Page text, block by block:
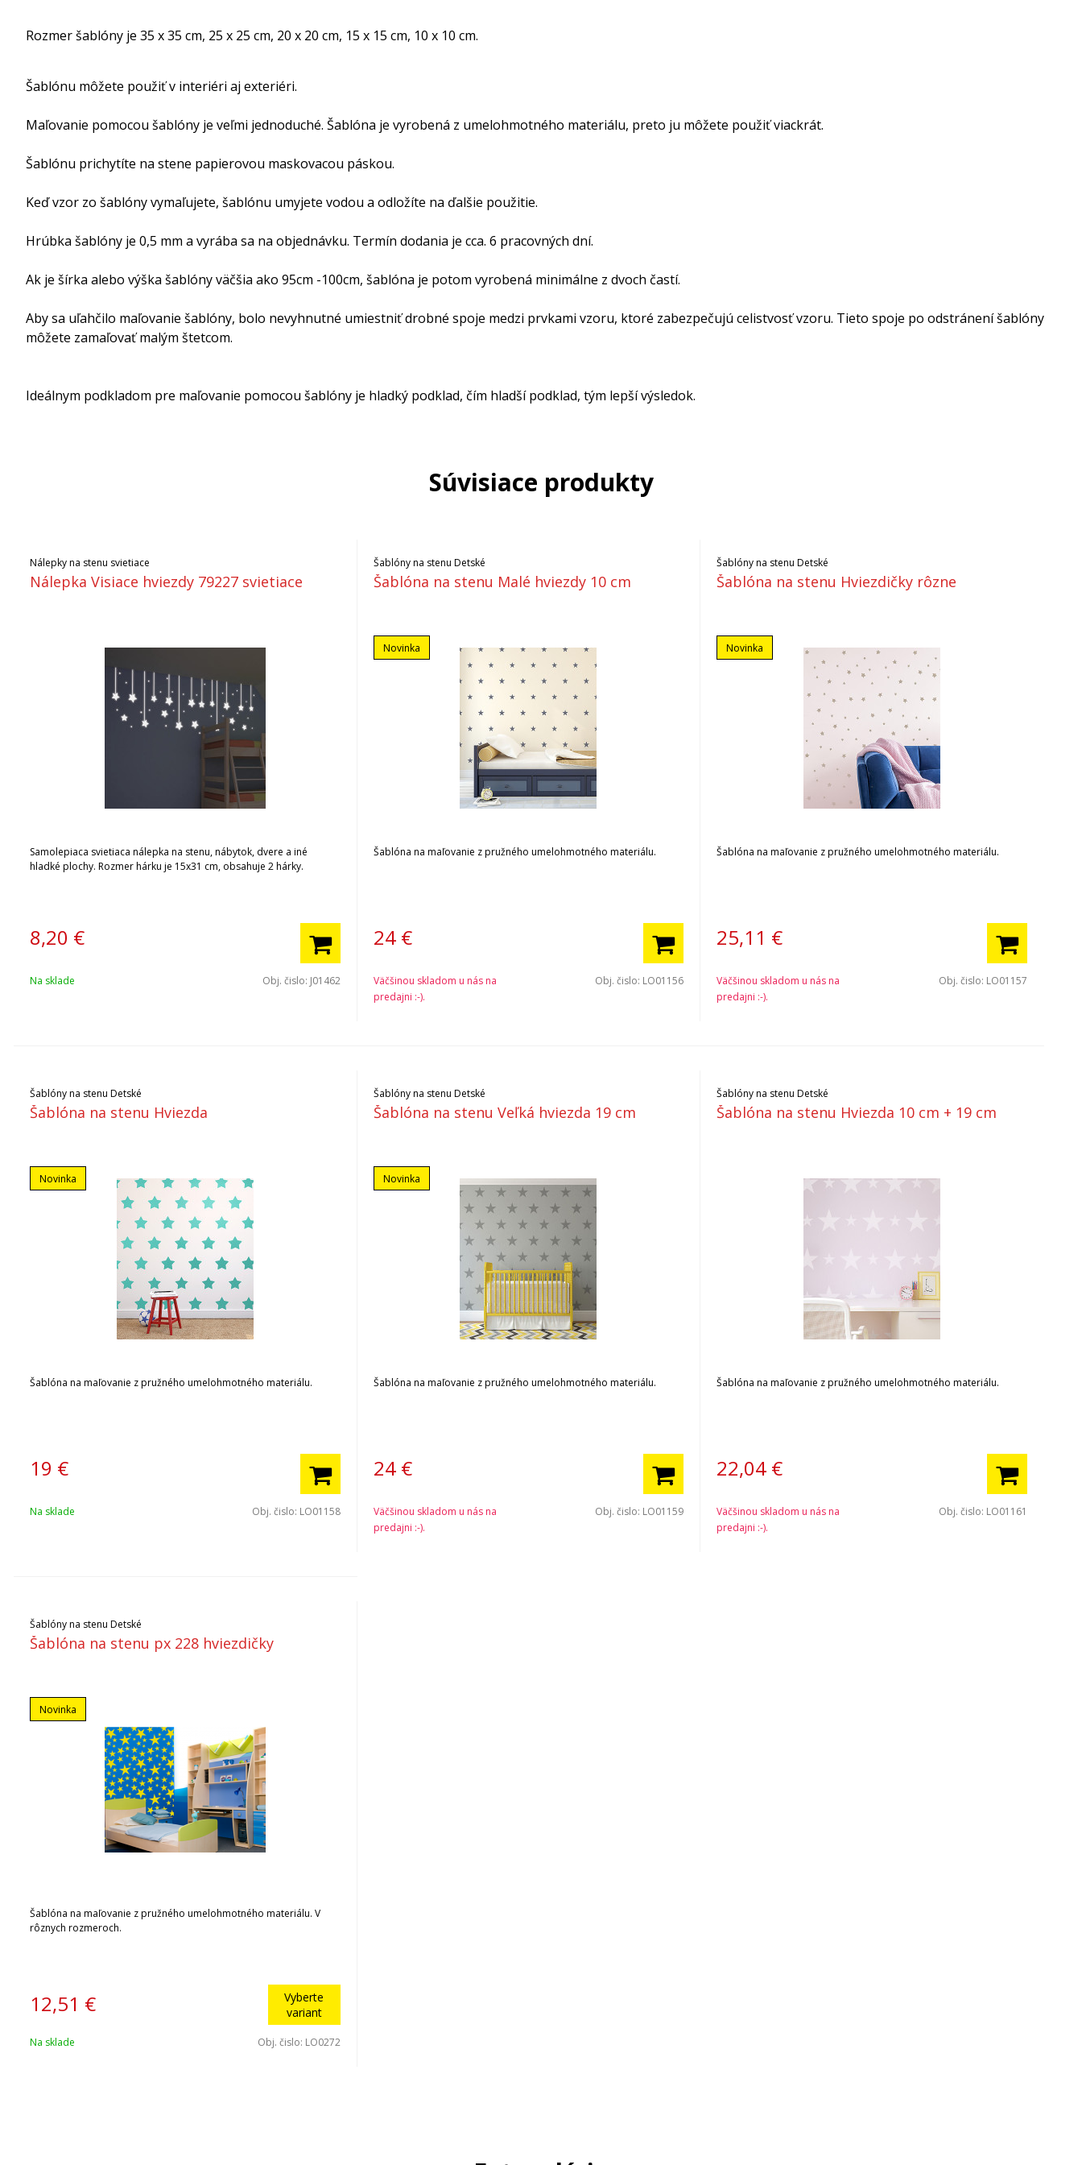
Rozmer šablóny je 35 x 35 cm, 25 x 25 cm, 20 x 20 cm, 15 x 15 cm, 10 x 10 cm.
Šablónu môžete použiť v interiéri aj exteriéri.
Maľovanie pomocou šablóny je veľmi jednoduché. Šablóna je vyrobená z umelohmotného materiálu, preto ju môžete použiť viackrát.
Šablónu prichytíte na stene papierovou maskovacou páskou.
Keď vzor zo šablóny vymaľujete, šablónu umyjete vodou a odložíte na ďalšie použitie.
Hrúbka šablóny je 0,5 mm a vyrába sa na objednávku. Termín dodania je cca. 6 pracovných dní.
Ak je šírka alebo výška šablóny väčšia ako 95cm -100cm, šablóna je potom vyrobená minimálne z dvoch častí.
Aby sa uľahčilo maľovanie šablóny, bolo nevyhnutné umiestniť drobné spoje medzi prvkami vzoru, ktoré zabezpečujú celistvosť vzoru. Tieto spoje po odstránení šablóny
môžete zamaľovať malým štetcom.
Ideálnym podkladom pre maľovanie pomocou šablóny je hladký podklad, čím hladší podklad, tým lepší výsledok.
Súvisiace produkty
Nálepky na stenu svietiace
Nálepka Visiace hviezdy 79227 svietiace
Samolepiaca svietiaca nálepka na stenu, nábytok, dvere a iné
hladké plochy. Rozmer hárku je 15x31 cm, obsahuje 2 hárky.
8,20 €
Na sklade Obj. čislo: J01462
Šablóny na stenu Detské
Šablóna na stenu Malé hviezdy 10 cm
Novinka
Šablóna na maľovanie z pružného umelohmotného materiálu.
24 €
Väčšinou skladom u nás na
predajni :-).
Obj. čislo: LO01156
Šablóny na stenu Detské
Šablóna na stenu Hviezdičky rôzne
Novinka
Šablóna na maľovanie z pružného umelohmotného materiálu.
25,11 €
Väčšinou skladom u nás na
predajni :-).
Obj. čislo: LO01157
Šablóny na stenu Detské
Šablóna na stenu Hviezda
Novinka
Šablóna na maľovanie z pružného umelohmotného materiálu.
19 €
Na sklade Obj. čislo: LO01158
Šablóny na stenu Detské
Šablóna na stenu Veľká hviezda 19 cm
Novinka
Šablóna na maľovanie z pružného umelohmotného materiálu.
24 €
Väčšinou skladom u nás na
predajni :-).
Obj. čislo: LO01159
Šablóny na stenu Detské
Šablóna na stenu Hviezda 10 cm + 19 cm
Šablóna na maľovanie z pružného umelohmotného materiálu.
22,04 €
Väčšinou skladom u nás na
predajni :-).
Obj. čislo: LO01161
Šablóny na stenu Detské
Šablóna na stenu px 228 hviezdičky
Novinka
Šablóna na maľovanie z pružného umelohmotného materiálu. V
rôznych rozmeroch.
12,51 €
Vyberte
variant
Na sklade Obj. čislo: LO0272